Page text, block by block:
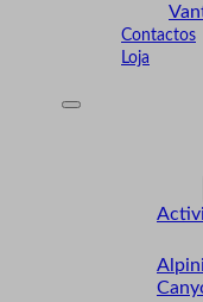
Contactos
Loja